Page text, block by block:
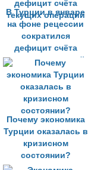
В Турции в январе
на фоне рецессии
сократился
дефицит счёта
текущих операций
Почему экономика
Турции оказалась в
кризисном
состоянии?